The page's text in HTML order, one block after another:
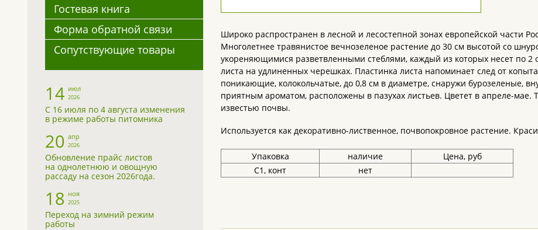
Гостевая книга
Форма обратной связи
Сопутствующие товары
14 июл
2026
С 16 июля по 4 августа изменения
в режиме работы питомника
20 апр
2026
Обновление прайс листов
на однолетнюю и овощную
рассаду на сезон 2026года.
18 ноя
2025
Переход на зимний режим
работы
Широко распространен в лесной и лесостепной зонах европейской части
Многолетнее травянистое вечнозеленое растение до 30 см высотой со
укореняющимися разветвленными стеблями, каждый из которых несет по 2
листа на удлиненных черешках. Пластинка листа напоминает след от
поникающие, колокольчатые, до 0,8 см в диаметре, снаружи бурозеленые,
приятным ароматом, расположены в пазухах листьев. Цветет в апреле-
известью почвы.
Используется как декоративно-лиственное, почвопокровное растение.
Упаковка наличие
Цена, руб
С1, конт
нет